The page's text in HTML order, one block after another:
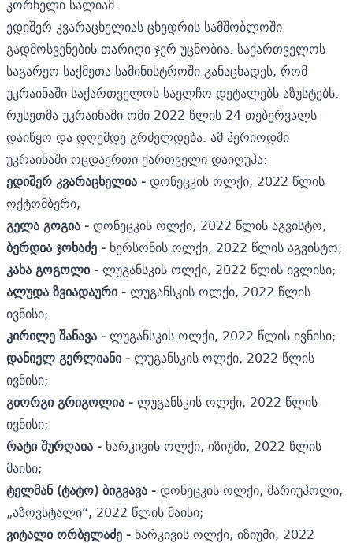
კორნელი სალიამ.
ედიშერ კვარაცხელიას ცხედრის სამშობლოში
გადმოსვენების თარიღი ჯერ უცნობია. საქართველოს
საგარეო საქმეთა სამინისტროში განაცხადეს, რომ
უკრაინაში საქართველოს საელჩო დეტალებს აზუსტებს.
რუსეთმა უკრაინაში ომი 2022 წლის 24 თებერვალს
დაიწყო და დღემდე გრძელდება. ამ პერიოდში
უკრაინაში ოცდაერთი ქართველი დაიღუპა:
ედიშერ კვარაცხელია -დონეცკის ოლქი, 2022 წლის
ოქტომბერი;
გელა გოგია -დონეცკის ოლქი, 2022 წლის აგვისტო;
ბერდია ჯოხაძე - ხერსონის ოლქი, 2022 წლის აგვისტო;
კახა გოგოლი -ლუგანსკის ოლქი, 2022 წლის ივლისი;
ალუდა ზვიადაური -ლუგანსკის ოლქი, 2022 წლის
ივნისი;
კირილე შანავა -ლუგანსკის ოლქი, 2022 წლის ივნისი;
დანიელ გერლიანი -ლუგანსკის ოლქი, 2022 წლის
ივნისი;
გიორგი გრიგოლია -ლუგანსკის ოლქი, 2022 წლის
ივნისი;
რატი შურღაია - ხარკივის ოლქი, იზიუმი, 2022 წლის
მაისი;
ტელმან (ტატო) ბიგვავა -დონეცკის ოლქი, მარიუპოლი,
„აზოვსტალი“, 2022 წლის მაისი;
ვიტალი ორბელაძე - ხარკივის ოლქი, იზიუმი, 2022